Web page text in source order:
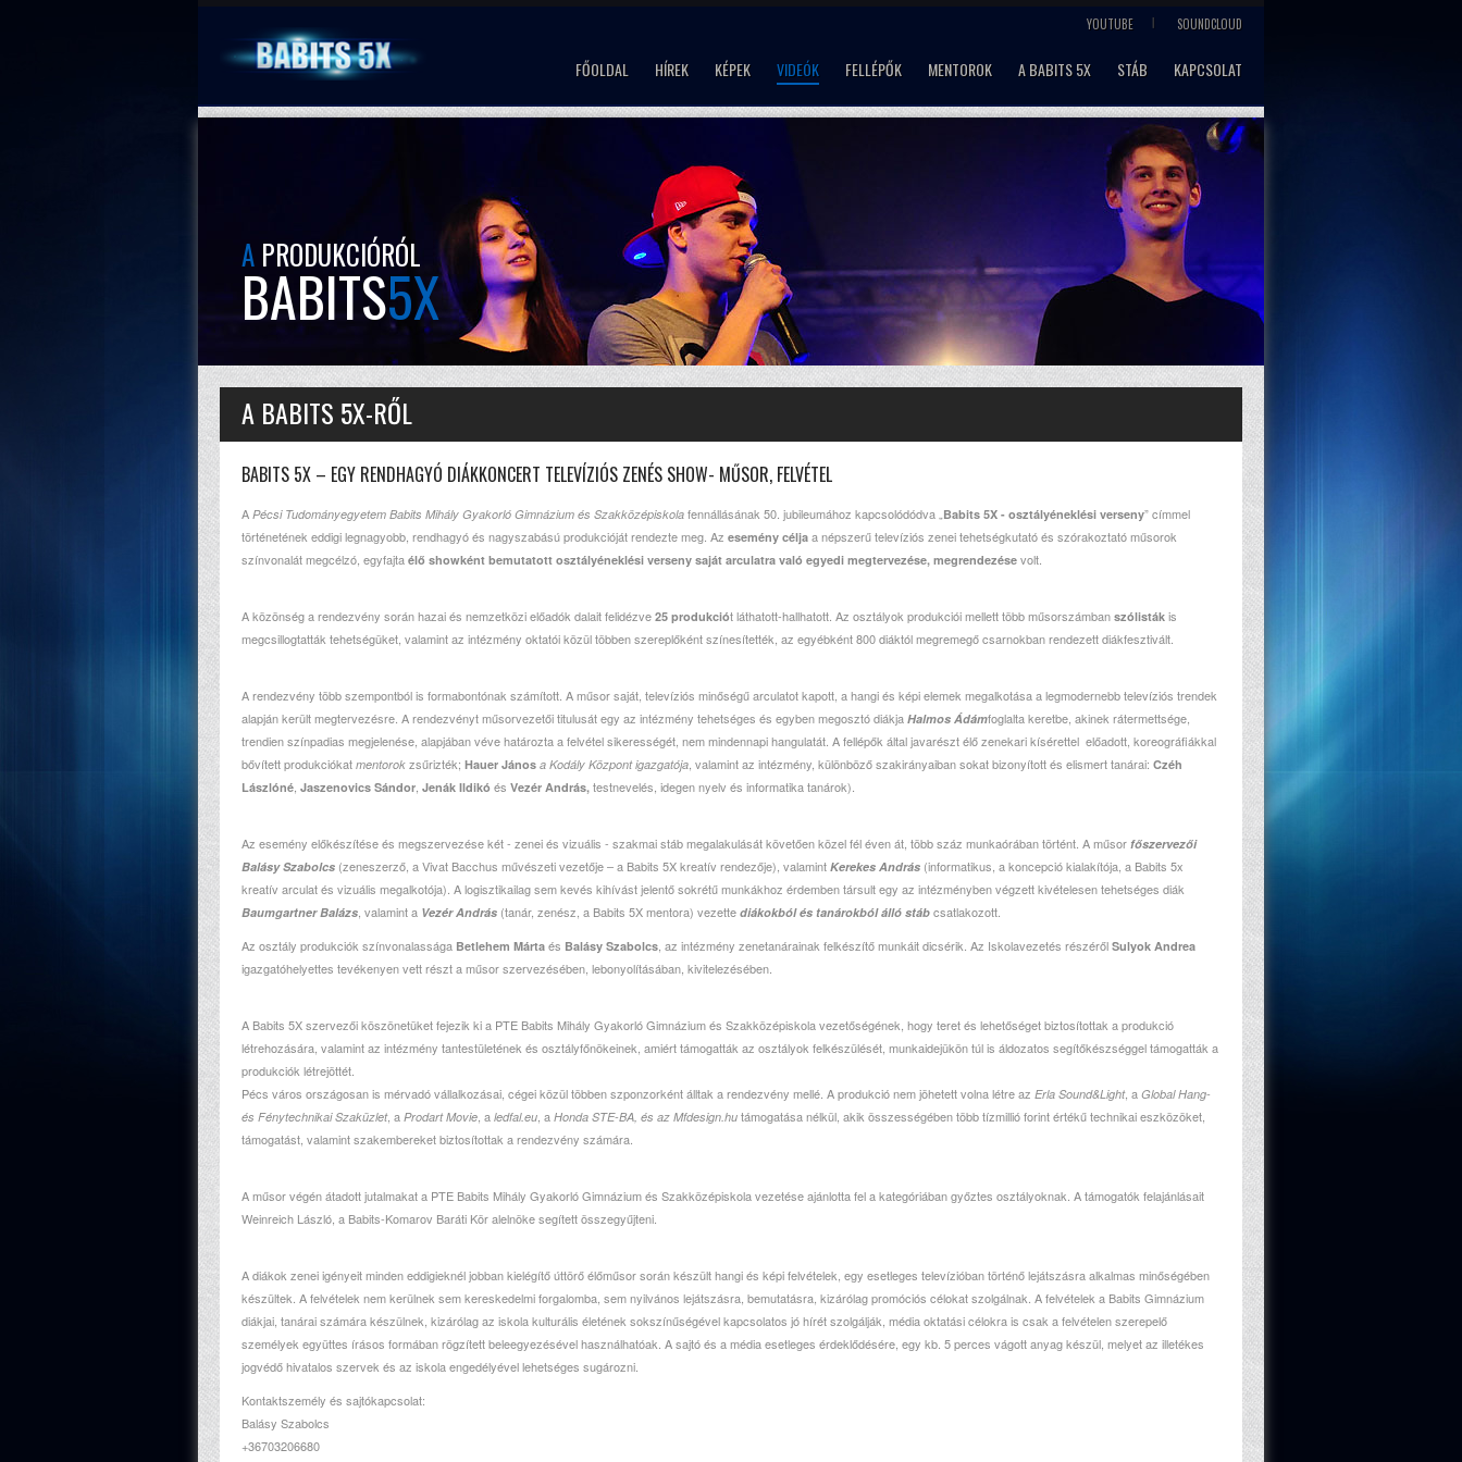
YOUTUBE SOUNDCLOUD
FŐOLDAL HÍREK KÉPEK VIDEÓK FELLÉPŐK MENTOROK A BABITS 5X STÁB KAPCSOLAT
A PRODUKCIÓRÓL
BABITS5X
A BABITS 5X-RŐL
BABITS 5X – EGY RENDHAGYÓ DIÁKKONCERT TELEVÍZIÓS ZENÉS SHOW- MŰSOR, FELVÉTEL
A Pécsi Tudományegyetem Babits Mihály Gyakorló Gimnázium és Szakközépiskola fennállásának 50. jubileumához kapcsolódódva „ Babits 5X - osztályéneklési verseny” címmel
történetének eddigi legnagyobb, rendhagyó és nagyszabású produkcióját rendezte meg. Az esemény célja a népszerű televíziós zenei tehetségkutató és szórakoztató műsorok
színvonalát megcélzó, egyfajta élő showként bemutatott osztályéneklési verseny saját arculatra való egyedi megtervezése, megrendezése volt.
A közönség a rendezvény során hazai és nemzetközi előadók dalait felidézve 25 produkciót láthatott-hallhatott. Az osztályok produkciói mellett több műsorszámban szólisták is
megcsillogtatták tehetségüket, valamint az intézmény oktatói közül többen szereplőként színesítették, az egyébként 800 diáktól megremegő csarnokban rendezett diákfesztivált.
A rendezvény több szempontból is formabontónak számított. A műsor saját, televíziós minőségű arculatot kapott, a hangi és képi elemek megalkotása a legmodernebb televíziós trendek
alapján került megtervezésre. A rendezvényt műsorvezetői titulusát egy az intézmény tehetséges és egyben megosztó diákja Halmos Ádámfoglalta keretbe, akinek rátermettsége,
trendien színpadias megjelenése, alapjában véve határozta a felvétel sikerességét, nem mindennapi hangulatát. A fellépők által javarészt élő zenekari kísérettel előadott, koreográfiákkal
bővített produkciókat mentorok zsűrizték; Hauer János a Kodály Központ igazgatója , valamint az intézmény, különböző szakirányaiban sokat bizonyított és elismert tanárai: Czéh
Lászlóné Jaszenovics Sándor Jenák Ildikó és Vezér András, testnevelés, idegen nyelv és informatika tanárok).
Az esemény előkészítése és megszervezése két - zenei és vizuális - szakmai stáb megalakulását követően közel fél éven át, több száz munkaórában történt. A műsor főszervezői
Balásy Szabolcs (zeneszerző, a Vivat Bacchus művészeti vezetője – a Babits 5X kreatív rendezője), valamint Kerekes András (informatikus, a koncepció kialakítója, a Babits 5x
kreatív arculat és vizuális megalkotója). A logisztikailag sem kevés kihívást jelentő sokrétű munkákhoz érdemben társult egy az intézményben végzett kivételesen tehetséges diák
Baumgartner Balázs , valamint a Vezér András (tanár, zenész, a Babits 5X mentora) vezette diákokból és tanárokból álló stáb csatlakozott.
Az osztály produkciók színvonalassága Betlehem Márta és Balásy Szabolcs , az intézmény zenetanárainak felkészítő munkáit dicsérik. Az Iskolavezetés részéről Sulyok Andrea
igazgatóhelyettes tevékenyen vett részt a műsor szervezésében, lebonyolításában, kivitelezésében.
A Babits 5X szervezői köszönetüket fejezik ki a PTE Babits Mihály Gyakorló Gimnázium és Szakközépiskola vezetőségének, hogy teret és lehetőséget biztosítottak a produkció
létrehozására, valamint az intézmény tantestületének és osztályfőnökeinek, amiért támogatták az osztályok felkészülését, munkaidejükön túl is áldozatos segítőkészséggel támogatták a
produkciók létrejöttét.
Pécs város országosan is mérvadó vállalkozásai, cégei közül többen szponzorként álltak a rendezvény mellé. A produkció nem jöhetett volna létre az Erla Sound&Light, a Global Hang-
és Fénytechnikai Szaküzlet, a Prodart Movie , a ledfal.eu , a Honda STE-BA, és az Mfdesign.hu támogatása nélkül, akik összességében több tízmillió forint értékű technikai eszközöket,
támogatást, valamint szakembereket biztosítottak a rendezvény számára.
A műsor végén átadott jutalmakat a PTE Babits Mihály Gyakorló Gimnázium és Szakközépiskola vezetése ajánlotta fel a kategóriában győztes osztályoknak. A támogatók felajánlásait
Weinreich László, a Babits-Komarov Baráti Kör alelnöke segített összegyűjteni.
A diákok zenei igényeit minden eddigieknél jobban kielégítő úttörő élőműsor során készült hangi és képi felvételek, egy esetleges televízióban történő lejátszásra alkalmas minőségében
készültek. A felvételek nem kerülnek sem kereskedelmi forgalomba, sem nyilvános lejátszásra, bemutatásra, kizárólag promóciós célokat szolgálnak. A felvételek a Babits Gimnázium
diákjai, tanárai számára készülnek, kizárólag az iskola kulturális életének sokszínűségével kapcsolatos jó hírét szolgálják, média oktatási célokra is csak a felvételen szerepelő
személyek együttes írásos formában rögzített beleegyezésével használhatóak. A sajtó és a média esetleges érdeklődésére, egy kb. 5 perces vágott anyag készül, melyet az illetékes
jogvédő hivatalos szervek és az iskola engedélyével lehetséges sugározni.
Kontaktszemély és sajtókapcsolat:
Balásy Szabolcs
+36703206680